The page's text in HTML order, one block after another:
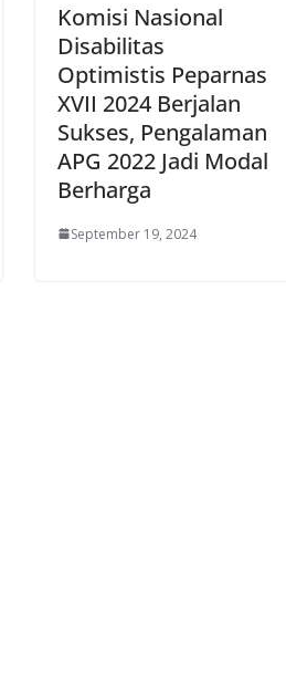
Komisi Nasional
Disabilitas
Optimistis Peparnas
XVII 2024 Berjalan
Sukses, Pengalaman
APG 2022 Jadi Modal
Berharga
September 19, 2024